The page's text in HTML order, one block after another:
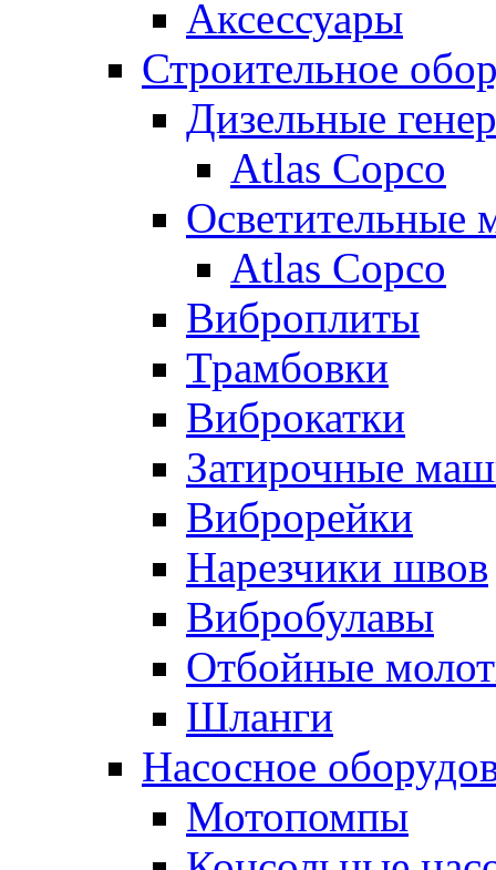
Аксессуары
Строительное
Дизельные
Atlas Copco
Осветительные
Atlas Copco
Виброплиты
Трамбовки
Виброкатки
Затирочные
Виброрейки
Нарезчики швов
Вибробулавы
Отбойные
Шланги
Насосное
Мотопомпы